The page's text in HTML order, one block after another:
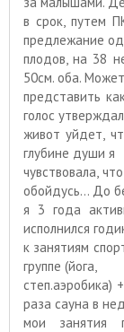
в срок, путем
предлежание
плодов, на 38
50см. оба.
представить
голос
живот уйдет,
глубине души я
чувствовала,
обойдусь… До
я 3 года
исполнился
к занятиям
группе (йога,
степ.аэробика)
раза сауна в
мои занятия